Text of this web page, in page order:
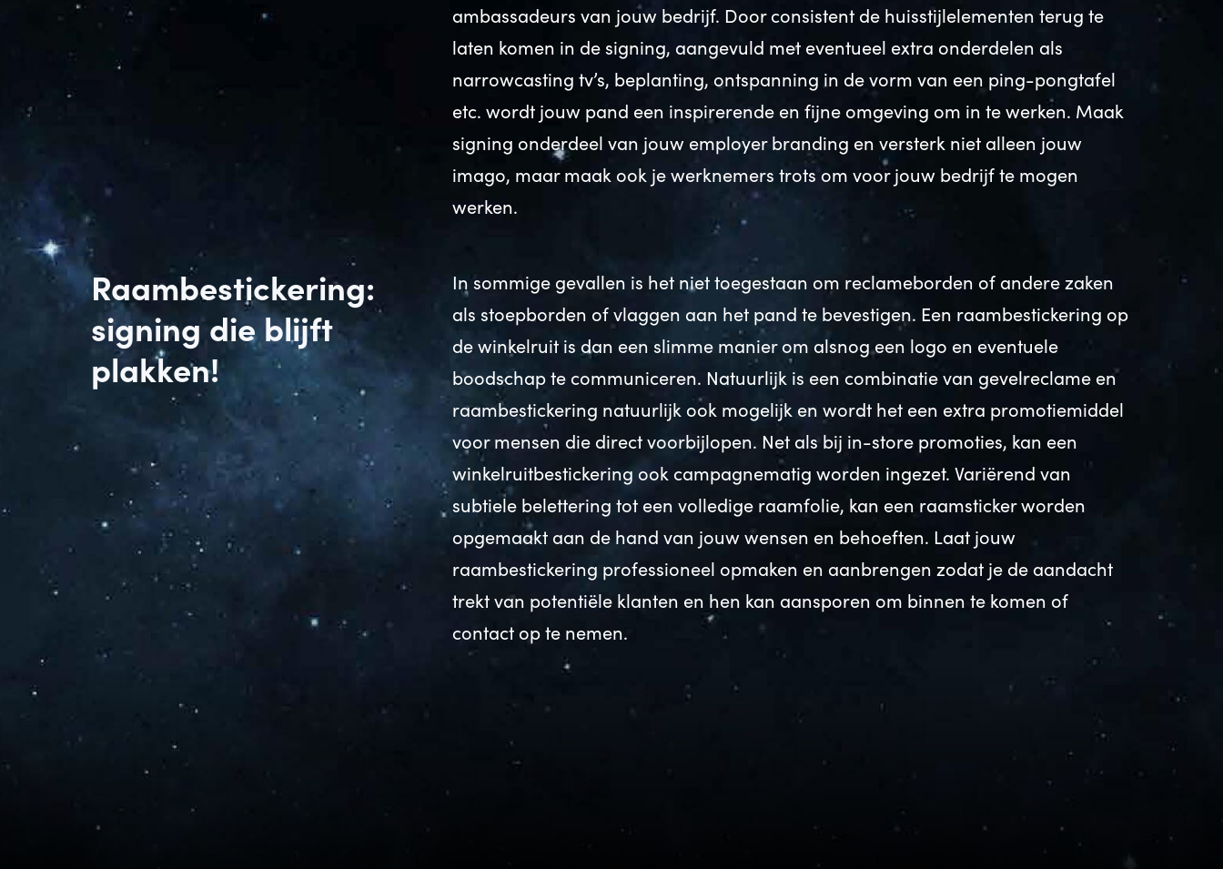
ambassadeurs van jouw bedrijf. Door consistent de huisstijlelementen terug te
laten komen in de signing, aangevuld met eventueel extra onderdelen als
narrowcasting tv’s, beplanting, ontspanning in de vorm van een ping-pongtafel
etc. wordt jouw pand een inspirerende en fijne omgeving om in te werken. Maak
signing onderdeel van jouw employer branding en versterk niet alleen jouw
imago, maar maak ook je werknemers trots om voor jouw bedrijf te mogen
werken.
Raambestickering:
signing die blijft
plakken!
In sommige gevallen is het niet toegestaan om reclameborden of andere zaken
als stoepborden of vlaggen aan het pand te bevestigen. Een raambestickering op
de winkelruit is dan een slimme manier om alsnog een logo en eventuele
boodschap te communiceren. Natuurlijk is een combinatie van gevelreclame en
raambestickering natuurlijk ook mogelijk en wordt het een extra promotiemiddel
voor mensen die direct voorbijlopen. Net als bij in-store promoties, kan een
winkelruitbestickering ook campagnematig worden ingezet. Variërend van
subtiele belettering tot een volledige raamfolie, kan een raamsticker worden
opgemaakt aan de hand van jouw wensen en behoeften. Laat jouw
raambestickering professioneel opmaken en aanbrengen zodat je de aandacht
trekt van potentiële klanten en hen kan aansporen om binnen te komen of
contact op te nemen.